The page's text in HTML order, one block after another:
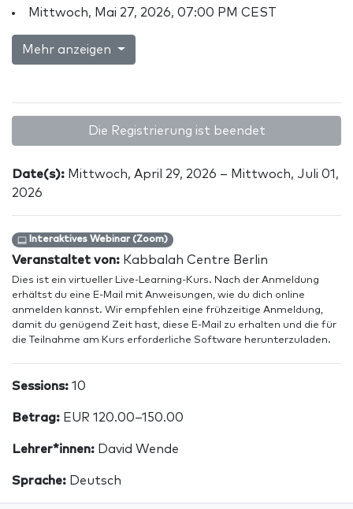
Mittwoch, Mai 27, 2026, 07:00 PM CEST
Mehr anzeigen
Die Registrierung ist beendet
Date(s): Mittwoch, April 29, 2026 – Mittwoch, Juli 01,
2026
Interaktives Webinar (Zoom)
Veranstaltet von: Kabbalah Centre Berlin
Dies ist ein virtueller Live-Learning-Kurs. Nach der Anmeldung
erhältst du eine E-Mail mit Anweisungen, wie du dich online
anmelden kannst. Wir empfehlen eine frühzeitige Anmeldung,
damit du genügend Zeit hast, diese E-Mail zu erhalten und die für
die Teilnahme am Kurs erforderliche Software herunterzuladen.
Sessions: 10
Betrag: EUR 120.00–150.00
Lehrer*innen: David Wende
Sprache: Deutsch